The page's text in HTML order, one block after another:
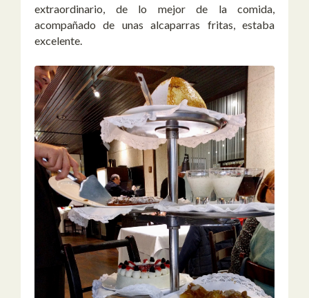
extraordinario, de lo mejor de la comida,
acompañado de unas alcaparras fritas, estaba
excelente.